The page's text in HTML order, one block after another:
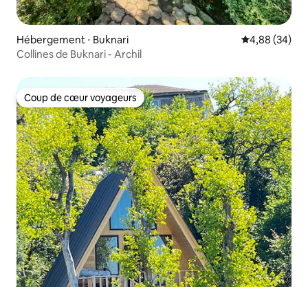
Hébergement ⋅ Buknari Évaluation
4,88 (34)
Collines de Buknari - Archil
Coup de cœur voyageurs
Coup de cœur voyageurs